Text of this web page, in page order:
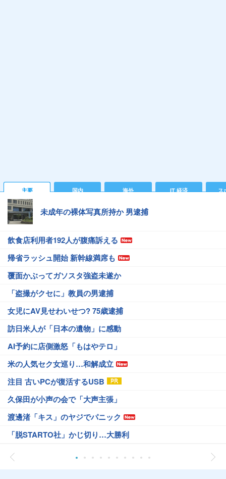
主要 国内 海外 IT 経済 ス
未成年の裸体写真所持か 男逮捕
飲食店利用者192人が腹痛訴える
帰省ラッシュ開始 新幹線満席も
覆面かぶってガソスタ強盗未遂か
「盗撮がクセに」教員の男逮捕
女児にAV見せわいせつ? 75歳逮捕
訪日米人が「日本の遺物」に感動
AI予約に店側激怒「もはやテロ」
米の人気セク女巡り…和解成立
注目 古いPCが復活するUSB
久保田が小声の会で「大声主張」
渡邊渚「キス」のヤジでパニック
「脱STARTO社」かじ切り…大勝利